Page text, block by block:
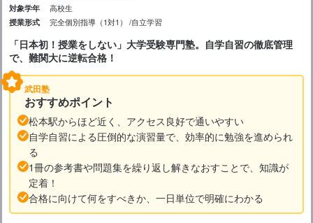
対象学年 高校生
授業形式 完全個別指導（1対1） 自立学習
「日本初！授業をしない」大学受験専門塾。自学自習の徹底管理
で、難関大に逆転合格！
武田塾
おすすめポイント
松本駅からほど近く、アクセス良好で通いやすい
自学自習による圧倒的な演習量で、効率的に勉強を進められ
る
1冊の参考書や問題集を繰り返し解きなおすことで、知識が
定着！
合格に向けて何をすべきか、一日単位で明確にわかる